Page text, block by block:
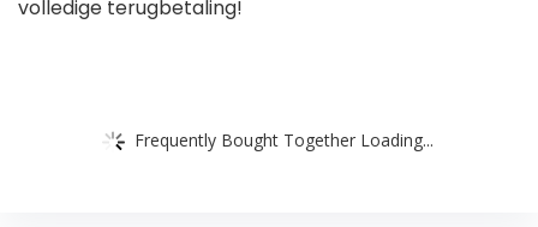
volledige terugbetaling!
Frequently Bought Together Loading...